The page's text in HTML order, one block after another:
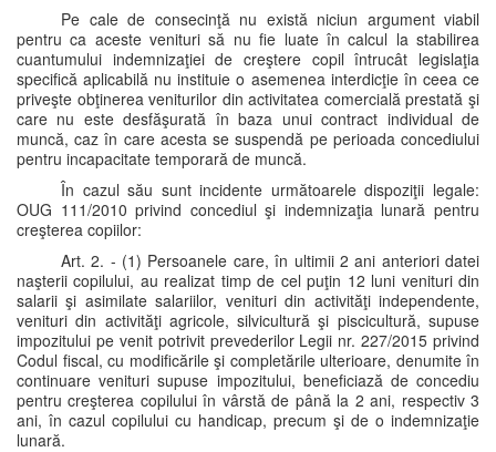
Pe cale de consecinţă nu există niciun argument viabil
pentru ca aceste venituri să nu fie luate în calcul la stabilirea
cuantumului indemnizaţiei de creştere copil întrucât legislaţia
specifică aplicabilă nu instituie o asemenea interdicţie în ceea ce
priveşte obţinerea veniturilor din activitatea comercială prestată şi
care nu este desfăşurată în baza unui contract individual de
muncă, caz în care acesta se suspendă pe perioada concediului
pentru incapacitate temporară de muncă.
În cazul său sunt incidente următoarele dispoziţii legale:
OUG 111/2010 privind concediul şi indemnizaţia lunară pentru
creşterea copiilor:
Art. 2. - (1) Persoanele care, în ultimii 2 ani anteriori datei
naşterii copilului, au realizat timp de cel puţin 12 luni venituri din
salarii şi asimilate salariilor, venituri din activităţi independente,
venituri din activităţi agricole, silvicultură şi piscicultură, supuse
impozitului pe venit potrivit prevederilor Legii nr. 227/2015 privind
Codul fiscal, cu modificările şi completările ulterioare, denumite în
continuare venituri supuse impozitului, beneficiază de concediu
pentru creşterea copilului în vârstă de până la 2 ani, respectiv 3
ani, în cazul copilului cu handicap, precum şi de o indemnizaţie
lunară.